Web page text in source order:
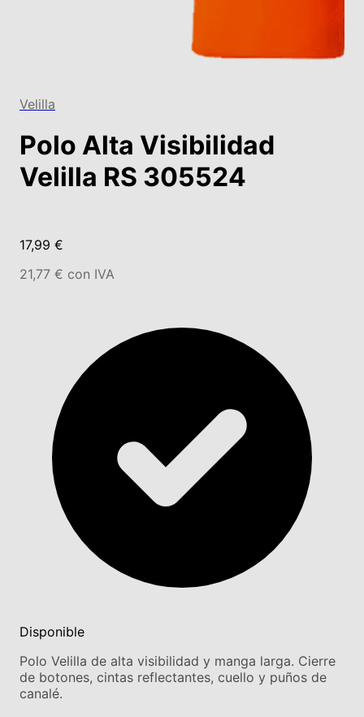
Velilla
Polo Alta Visibilidad
Velilla RS 305524
17,99 €
21,77 € con IVA
Disponible
Polo Velilla de alta visibilidad y manga larga. Cierre
de botones, cintas reflectantes, cuello y puños de
canalé.